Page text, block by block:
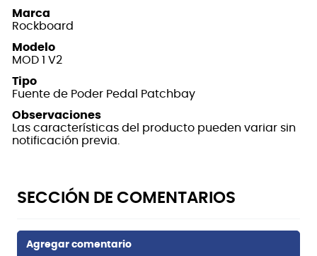
Marca
Rockboard
Modelo
MOD 1 V2
Tipo
Fuente de Poder Pedal Patchbay
Observaciones
Las características del producto pueden variar sin
notificación previa.